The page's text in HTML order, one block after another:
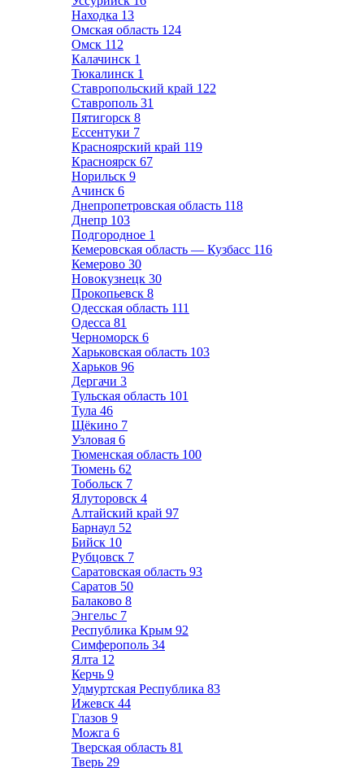
Находка 13
Омская область 124
Омск 112
Калачинск 1
Тюкалинск 1
Ставропольский край 122
Ставрополь 31
Пятигорск 8
Ессентуки 7
Красноярский край 119
Красноярск 67
Норильск 9
Ачинск 6
Днепропетровская область 118
Днепр 103
Подгородное 1
Кемеровская область — Кузбасс 116
Кемерово 30
Новокузнецк 30
Прокопьевск 8
Одесская область 111
Одесса 81
Черноморск 6
Харьковская область 103
Харьков 96
Дергачи 3
Тульская область 101
Тула 46
Щёкино 7
Узловая 6
Тюменская область 100
Тюмень 62
Тобольск 7
Ялуторовск 4
Алтайский край 97
Барнаул 52
Бийск 10
Рубцовск 7
Саратовская область 93
Саратов 50
Балаково 8
Энгельс 7
Республика Крым 92
Симферополь 34
Ялта 12
Керчь 9
Удмуртская Республика 83
Ижевск 44
Глазов 9
Можга 6
Тверская область 81
Тверь 29